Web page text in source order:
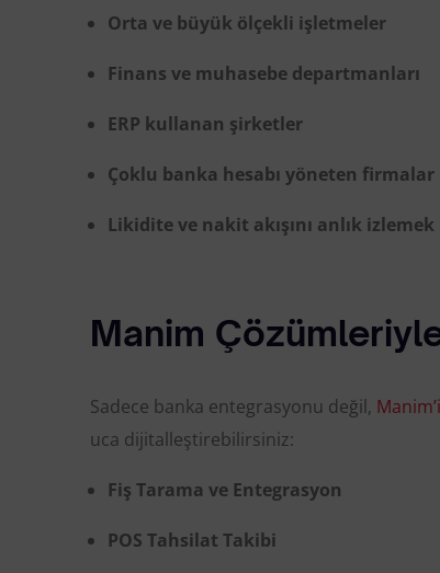
Orta ve büyük ölçekli işletmeler
Finans ve muhasebe departmanları
ERP kullanan şirketler
Çoklu banka hesabı yöneten firmalar
Likidite ve nakit akışını anlık izlemek
Manim Çözümleriyle
Sadece banka entegrasyonu değil,
uca dijitalleştirebilirsiniz:
Fiş Tarama ve Entegrasyon
POS Tahsilat Takibi